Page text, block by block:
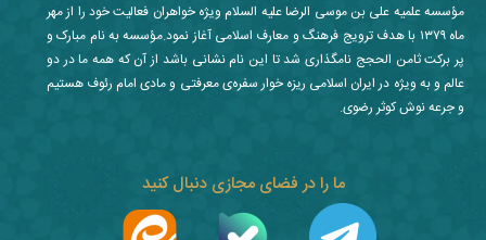
ما را در فضای مجازی دنبال کنید
مؤسسه علمیه علی بن موسی الرضا علیه السلام ویژه خواهران فعالیت خود را از مهر
ماه ۱۳۷۹ با هدف ترویج فرهنگ و معارف اسلامی آغاز نمود.مؤسسه به نام مبارک و
پر برکت ثامن الحجج نامگذاری شد تا این نام نشانی باشد از آن که همه ما در دو
عالم و به ویژه در ایران اسلامی ریزه خوار سفره‌ی معرفتی و مادی امام رئوف هستیم
و جرعه نوش کوثر رضوی.